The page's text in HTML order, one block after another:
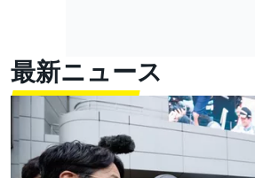
最新ニュース